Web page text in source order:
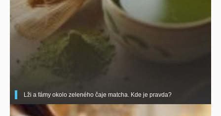
Lži a fámy okolo zeleného čaje matcha. Kde je pravda?